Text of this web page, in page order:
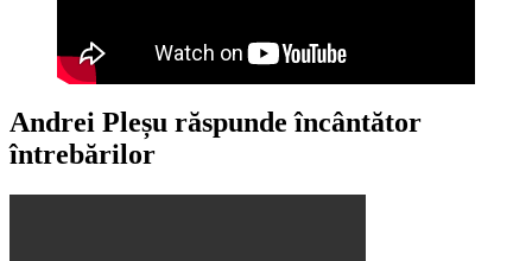
Andrei Pleșu răspunde încântător
întrebărilor